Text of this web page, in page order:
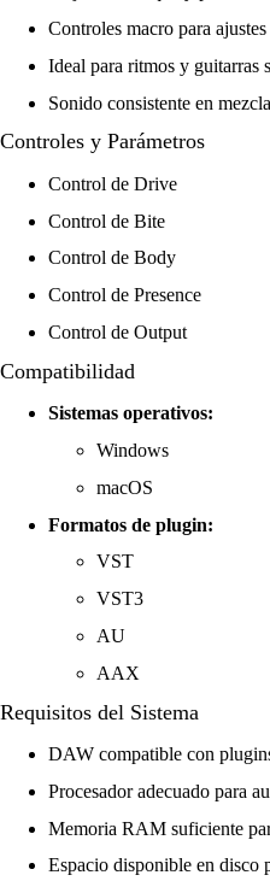
Controles macro para
Ideal para ritmos y guitarras
Sonido consistente en
Controles y Parámetros
Control de Drive
Control de Bite
Control de Body
Control de Presence
Control de Output
Compatibilidad
Sistemas operativos:
Windows
macOS
Formatos de plugin:
VST
VST3
AU
AAX
Requisitos del Sistema
DAW compatible con
Procesador adecuado para
Memoria RAM suficiente
Espacio disponible en disco